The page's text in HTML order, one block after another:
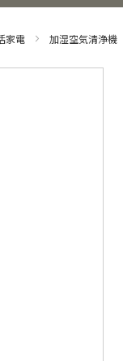
家電 加湿空気清浄機